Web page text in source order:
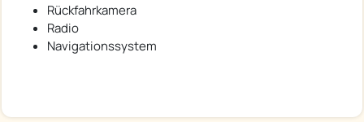
Rückfahrkamera
Radio
Navigationssystem